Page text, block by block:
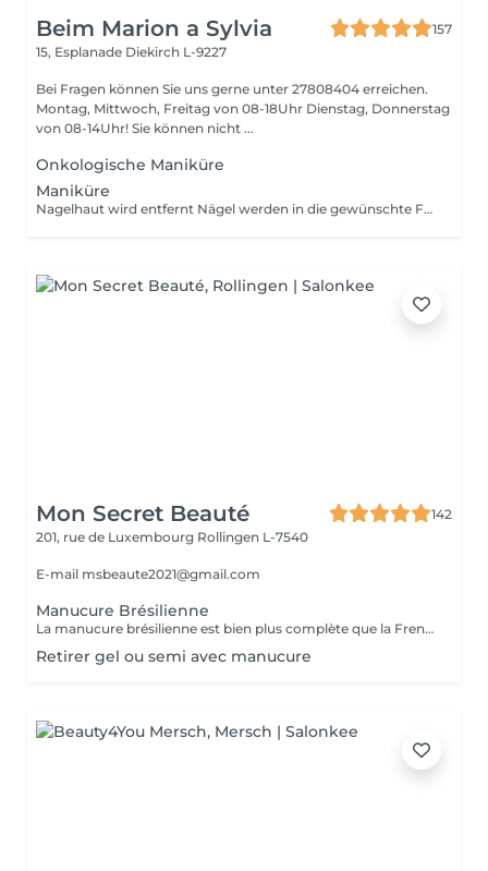
Beim Marion a Sylvia
157
15, Esplanade Diekirch L-9227
Bei Fragen können Sie uns gerne unter 27808404 erreichen.
Montag, Mittwoch, Freitag von 08-18Uhr Dienstag, Donnerstag
von 08-14Uhr! Sie können nicht ...
Onkologische Maniküre
Maniküre
Nagelhaut wird entfernt Nägel werden in die gewünschte Form gefeilt Auftragen von Nagel- und Hautpflege
Mon Secret Beauté
142
201, rue de Luxembourg Rollingen L-7540
E-mail msbeaute2021@gmail.com
Manucure Brésilienne
La manucure brésilienne est bien plus complète que la French manucure puisqu'il s'agit d'un soin complet des mains, des ongles et des cuticules. L'objectif est d'hydrater les mains et les ongles, avec des produits doux et écologiques (les produits utilisés ne nécessitent pas d'eau), et des massages. Elle peut d'ailleurs être aussi bien réalisée sur les ongles de pieds : les professionnels vont alors en même temps traiter et masser les pieds.
Retirer gel ou semi avec manucure